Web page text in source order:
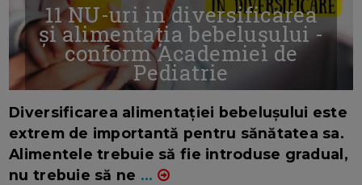
11 NU-uri in diversificarea
și alimentația bebelușului -
conform Academiei de
Pediatrie
Diversificarea alimentației bebelușului este
extrem de importantă pentru sănătatea sa.
Alimentele trebuie să fie introduse gradual,
nu trebuie să ne ...